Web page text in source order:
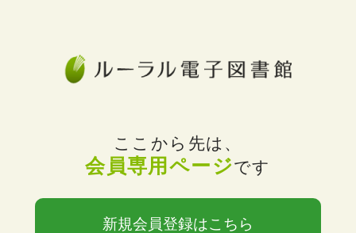
ここから先は、
会員専用ページです
新規会員登録はこちら